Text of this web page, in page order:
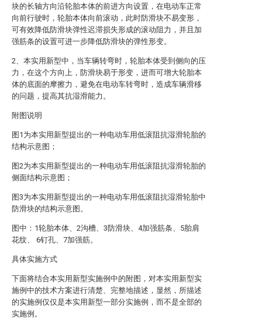
块的长轴方向沿轮胎本体的前进方向设置，在电动车正常
向前行驶时，轮胎本体向前滚动，此时防滑块不易变形，
可有效降低防滑块弹性迟滞损失形成的滚动阻力，并且加
强筋条的设置可进一步降低防滑块的弹性形变。
2、本实用新型中，当车辆转弯时，轮胎本体受到侧向的压
力，在这个方向上，防滑块易于形变，进而可增大轮胎本
体的底面的摩擦力，避免在电动车转弯时，造成车辆滑移
的问题，提高其抗湿滑能力。
附图说明
图1为本实用新型提出的一种电动车用低滚阻抗湿滑轮胎的
结构示意图；
图2为本实用新型提出的一种电动车用低滚阻抗湿滑轮胎的
侧面结构示意图；
图3为本实用新型提出的一种电动车用低滚阻抗湿滑轮胎中
防滑块的结构示意图。
图中：1轮胎本体、2沟槽、3防滑块、4加强筋条、5胎肩
花纹、 6钉孔、7加强筋。
具体实施方式
下面将结合本实用新型实施例中的附图，对本实用新型实
施例中的技术方案进行清楚、完整地描述，显然，所描述
的实施例仅仅是本实用新型一部分实施例，而不是全部的
实施例。